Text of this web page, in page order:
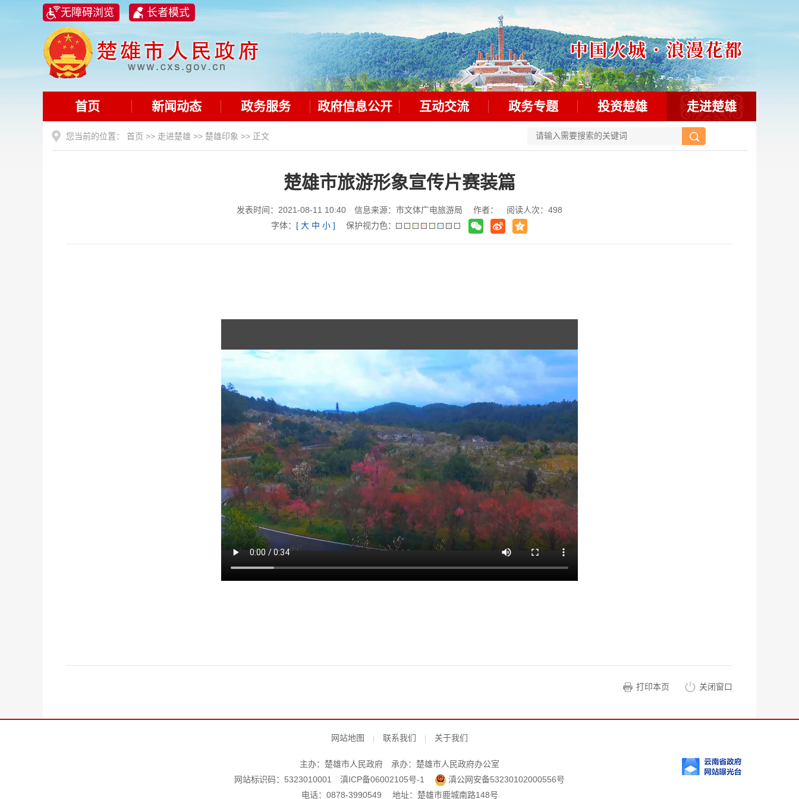
无障碍浏览 长者模式
首页 新闻动态 政务服务 政府信息公开 互动交流 政务专题 投资楚雄 走进楚雄
您当前的位置： 首页 >> 走进楚雄 >> 楚雄印象 >> 正文
楚雄市旅游形象宣传片赛装篇
发表时间：2021-08-11 10:40 信息来源：市文体广电旅游局 作者： 阅读人次： 498
字体： [ 大 中 小] 保护视力色：
打印本页 关闭窗口
网站地图 联系我们 关于我们
主办：楚雄市人民政府
承办：楚雄市人民政府办公室
网站标识码：5323010001
滇ICP备06002105号-1
滇公网安备53230102000556号
电话：0878-3990549 地址：楚雄市鹿城南路148号